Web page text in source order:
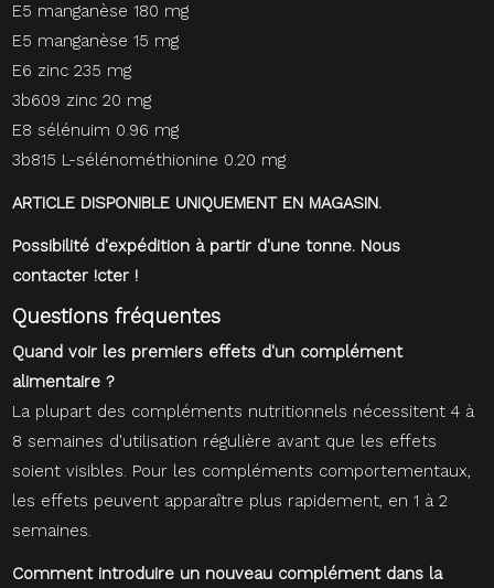
E5 manganèse 180 mg
E5 manganèse 15 mg
E6 zinc 235 mg
3b609 zinc 20 mg
E8 sélénuim 0.96 mg
3b815 L-sélénométhionine 0.20 mg
ARTICLE DISPONIBLE UNIQUEMENT EN MAGASIN.
Possibilité d'expédition à partir d'une tonne. Nous
contacter !cter !
Questions fréquentes
Quand voir les premiers effets d'un complément
alimentaire ?
La plupart des compléments nutritionnels nécessitent 4 à
8 semaines d'utilisation régulière avant que les effets
soient visibles. Pour les compléments comportementaux,
les effets peuvent apparaître plus rapidement, en 1 à 2
semaines.
Comment introduire un nouveau complément dans la